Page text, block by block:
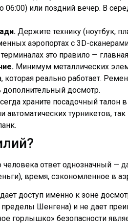
06:00) или поздний вечер. В
Держите технику (ноутбук,
аэропортах с 3D-
это правило —
Минимум металлических
которая реально работает.
дополнительный досмотр.
храните посадочный талон
автоматических турникетов,
ответ однозначный —
время, сэкономленное в
доступ именно к зоне
пределы Шенгена) и не дает
горлышко» безопасности